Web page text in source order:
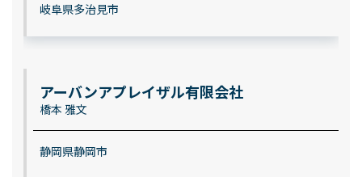
岐阜県多治見市
アーバンアプレイザル有限会社
橋本 雅文
静岡県静岡市